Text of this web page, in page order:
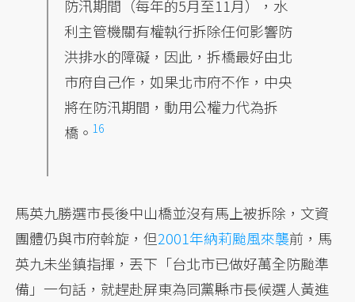
防汛期間（每年的5月至11月），水
利主管機關有權執行拆除任何影響防
洪排水的障礙，因此，拆橋最好由北
市府自己作，如果北市府不作，中央
將在防汛期間， 動用公權力代為拆
橋。16
馬英九勝選市長後中山橋並沒有馬上被拆除，文資
團體仍與市府斡旋，但2001年納莉颱風來襲前，馬
英九未坐鎮指揮，丟下「台北市已做好萬全防颱準
備」一句話，就趕赴屏東為同黨縣市長候選人黃進